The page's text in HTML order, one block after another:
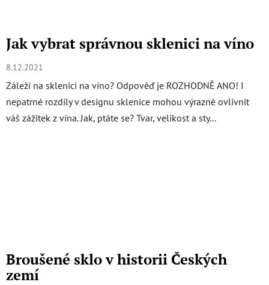
Jak vybrat správnou sklenici na víno
8.12.2021
Záleží na sklenici na víno? Odpověď je ROZHODNĚ ANO! I
nepatrné rozdíly v designu sklenice mohou výrazně ovlivnit
váš zážitek z vína. Jak, ptáte se? Tvar, velikost a sty...
Broušené sklo v historii Českých
zemí